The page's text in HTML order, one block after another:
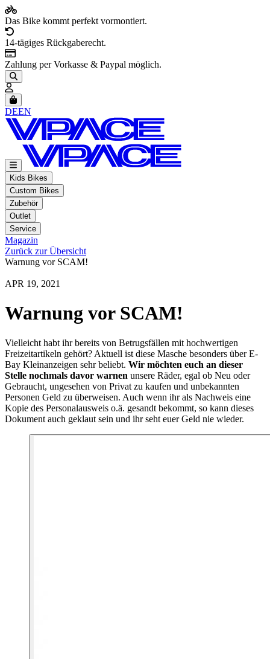
Das Bike kommt perfekt vormontiert.
14-tägiges Rückgaberecht.
Zahlung per Vorkasse & Paypal möglich.
Artikel im Warenkorb, Warenkorb anzeigen
DEEN
Kids Bikes
Custom Bikes
Zubehör
Outlet
Service
Magazin
Zurück zur Übersicht
Warnung vor SCAM!
APR 19, 2021
Warnung vor SCAM!
Vielleicht habt ihr bereits von Betrugsfällen mit hochwertigen
Freizeitartikeln gehört? Aktuell ist diese Masche besonders über E-
Bay Kleinanzeigen sehr beliebt. Wir möchten euch an dieser
Stelle nochmals davor warnen unsere Räder, egal ob Neu oder
Gebraucht, ungesehen von Privat zu kaufen und unbekannten
Personen Geld zu überweisen. Auch wenn ihr als Nachweis eine
Kopie des Personalausweis o.ä. gesandt bekommt, so kann dieses
Dokument auch geklaut sein und ihr seht euer Geld nie wieder.